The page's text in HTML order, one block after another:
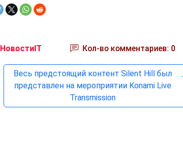
НовостиIT Кол-во комментариев: 0
Весь предстоящий контент Silent Hill был
представлен на мероприятии Konami Live
Transmission